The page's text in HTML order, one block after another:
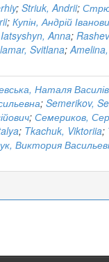
; Striuk, Andrii;
; Купін, Андрій
Iatsyshyn, Anna;
Svitlana;
Наталя
; Semerikov,
; Семериков,
; Tkachuk, Viktoriia;
Виктория